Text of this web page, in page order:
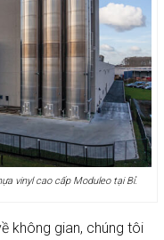
vinyl cao cấp Moduleo tại Bỉ.
không gian, chúng tôi